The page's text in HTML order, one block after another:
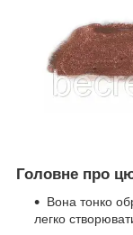
Головне про
Вона тонко
легко